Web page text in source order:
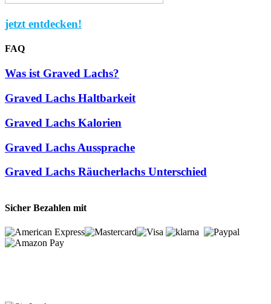
jetzt entdecken!
FAQ
Was ist Graved Lachs?
Graved Lachs Haltbarkeit
Graved Lachs Kalorien
Graved Lachs Aussprache
Graved Lachs Räucherlachs Unterschied
Sicher Bezahlen mit